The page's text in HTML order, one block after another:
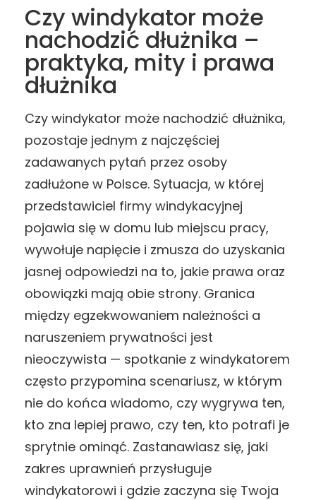
Czy windykator może
nachodzić dłużnika –
praktyka, mity i prawa
dłużnika
Czy windykator może nachodzić dłużnika,
pozostaje jednym z najczęściej
zadawanych pytań przez osoby
zadłużone w Polsce. Sytuacja, w której
przedstawiciel firmy windykacyjnej
pojawia się w domu lub miejscu pracy,
wywołuje napięcie i zmusza do uzyskania
jasnej odpowiedzi na to, jakie prawa oraz
obowiązki mają obie strony. Granica
między egzekwowaniem należności a
naruszeniem prywatności jest
nieoczywista — spotkanie z windykatorem
często przypomina scenariusz, w którym
nie do końca wiadomo, czy wygrywa ten,
kto zna lepiej prawo, czy ten, kto potrafi je
sprytnie ominąć. Zastanawiasz się, jaki
zakres uprawnień przysługuje
windykatorowi i gdzie zaczyna się Twoja